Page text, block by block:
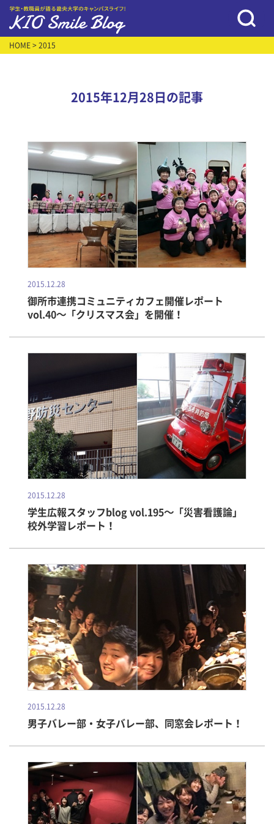
HOME > 2015
2015年12月28日の記事
2015.12.28
御所市連携コミュニティカフェ開催レポート
vol.40～「クリスマス会」を開催！
2015.12.28
学生広報スタッフblog vol.195～「災害看護論」
校外学習レポート！
2015.12.28
男子バレー部・女子バレー部、同窓会レポート！